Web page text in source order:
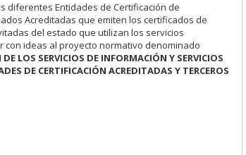
diferentes Entidades de Certificación de
Acreditadas que emiten los certificados de
del estado que utilizan los servicios
ideas al proyecto normativo denominado
LOS SERVICIOS DE INFORMACIÓN Y SERVICIOS
DE CERTIFICACIÓN ACREDITADAS Y TERCEROS